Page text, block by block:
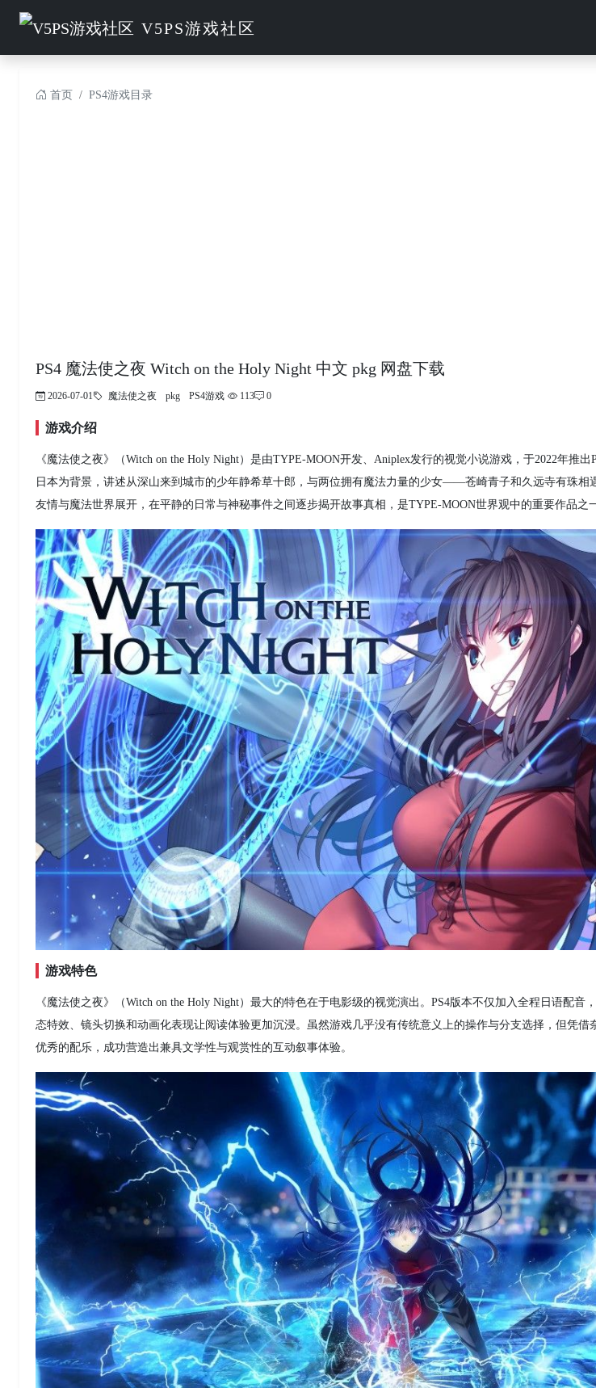
V5PS游戏社区
首页 PS4游戏目录
PS4 魔法使之夜 Witch on the Holy Night 中文 pkg 网盘下载
2026-07-01 魔法使之夜 pkg PS4游戏 113 0
游戏介绍
《魔法使之夜》（Witch on the Holy Night）是由TYPE-MOON开发、Aniplex发行的视觉小说游戏，于2022年推
日本为背景，讲述从深山来到城市的少年静希草十郎，与两位拥有魔法力量的少女——苍崎青子和久远寺有珠相
友情与魔法世界展开，在平静的日常与神秘事件之间逐步揭开故事真相，是TYPE-MOON世界观中的重要作品之
游戏特色
《魔法使之夜》（Witch on the Holy Night）最大的特色在于电影级的视觉演出。PS4版本不仅加入全程日语配音
态特效、镜头切换和动画化表现让阅读体验更加沉浸。虽然游戏几乎没有传统意义上的操作与分支选择，但凭借
优秀的配乐，成功营造出兼具文学性与观赏性的互动叙事体验。